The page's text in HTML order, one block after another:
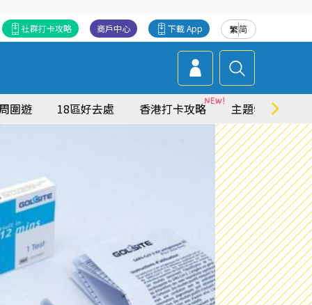
繁简
下載 App
商戶中心
社群打卡攻略
圍遊 18區好去處 香港打卡攻略 主題特集